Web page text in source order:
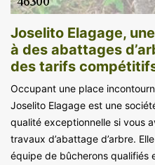
Joselito Elagage,
à des abattages
des tarifs
Occupant une place
Joselito Elagage est une
qualité exceptionnelle si vous
travaux d’abattage d’arbre.
équipe de bûcherons qualifiés